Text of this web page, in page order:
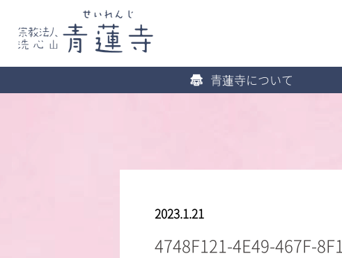
青蓮寺について
2023.1.21
4748F121-4E49-467F-